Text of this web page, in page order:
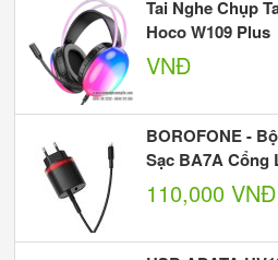
Tai Nghe Chụp
Hoco W109 Plus
VNĐ
BOROFONE -
Sạc BA7A Cổng
110,000 VNĐ